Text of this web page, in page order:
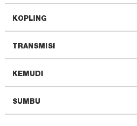
KOPLING
TRANSMISI
KEMUDI
SUMBU